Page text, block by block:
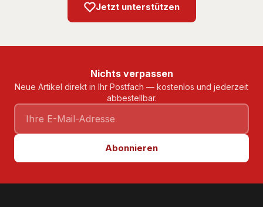
Jetzt unterstützen
Nichts verpassen
Neue Artikel direkt in Ihr Postfach — kostenlos und jederzeit
abbestellbar.
Abonnieren